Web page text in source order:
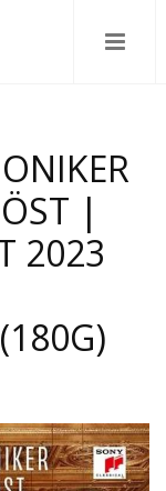
|
2023